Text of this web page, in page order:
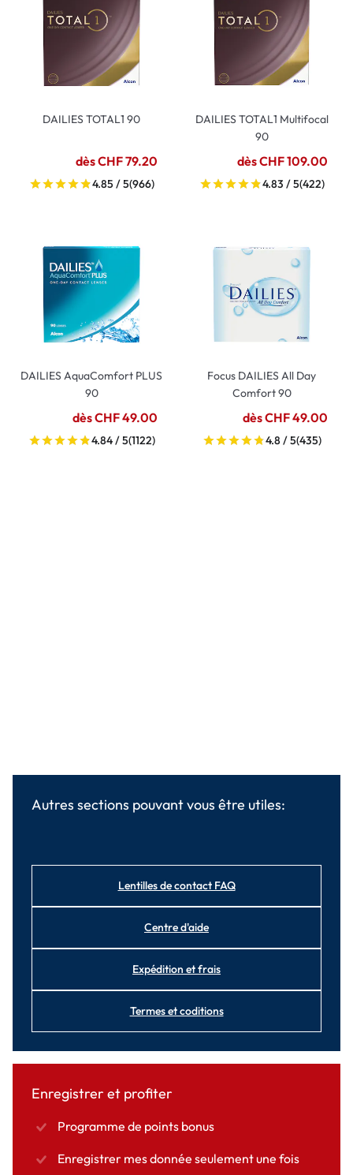
DAILIES TOTAL1 90
dès CHF 79.20
4.85 / 5(966)
DAILIES TOTAL1 Multifocal
90
dès CHF 109.00
4.83 / 5(422)
DAILIES AquaComfort PLUS
90
dès CHF 49.00
4.84 / 5(1122)
Focus DAILIES All Day
Comfort 90
dès CHF 49.00
4.8 / 5(435)
Autres sections pouvant vous être utiles:
Lentilles de contact FAQ
Centre d'aide
Expédition et frais
Termes et coditions
Enregistrer et profiter
Programme de points bonus
Enregistrer mes donnée seulement une fois